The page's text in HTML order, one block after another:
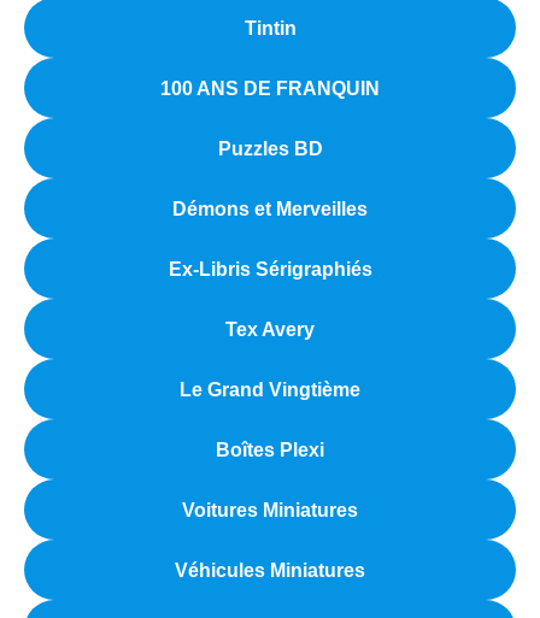
Tintin
100 ANS DE FRANQUIN
Puzzles BD
Démons et Merveilles
Ex-Libris Sérigraphiés
Tex Avery
Le Grand Vingtième
Boîtes Plexi
Voitures Miniatures
Véhicules Miniatures